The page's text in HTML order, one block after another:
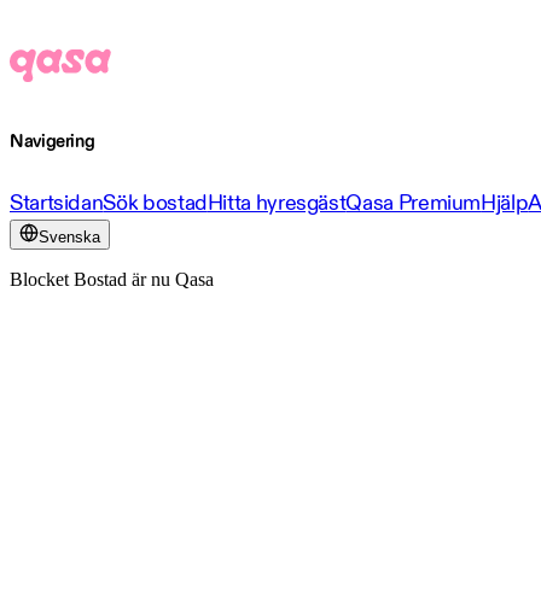
Navigering
StartsidanSök bostadHitta hyresgästQasa PremiumHjälp
Svenska
Blocket Bostad är nu Qasa